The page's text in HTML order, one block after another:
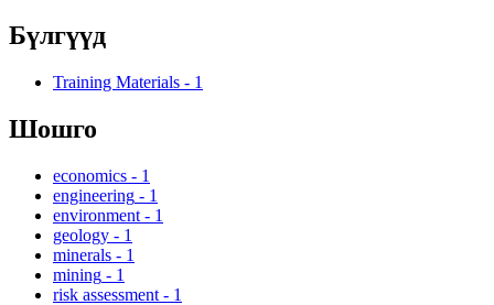
Бүлгүүд
Training Materials - 1
Шошго
economics - 1
engineering - 1
environment - 1
geology - 1
minerals - 1
mining - 1
risk assessment - 1